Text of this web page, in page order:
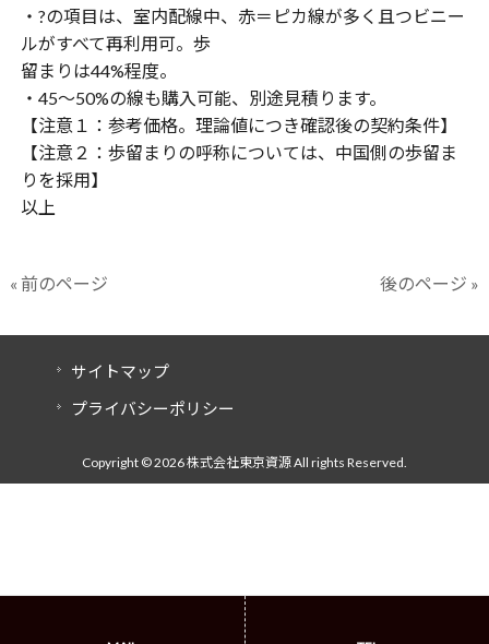
・?の項目は、室内配線中、赤＝ピカ線が多く且つビニー
ルがすべて再利用可。歩
留まりは44%程度。
・45〜50%の線も購入可能、別途見積ります。
【注意１：参考価格。理論値につき確認後の契約条件】
【注意２：歩留まりの呼称については、中国側の歩留ま
りを採用】
以上
« 前のページ 後のページ »
サイトマップ
プライバシーポリシー
Copyright © 2026 株式会社東京資源 All rights Reserved.